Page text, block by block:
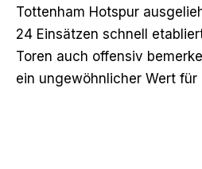
Tottenham Hotspur
24 Einsätzen schnell
Toren auch offensiv
ein ungewöhnlicher Wert für